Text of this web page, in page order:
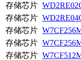
存储芯片
存储芯片
存储芯片
存储芯片
存储芯片